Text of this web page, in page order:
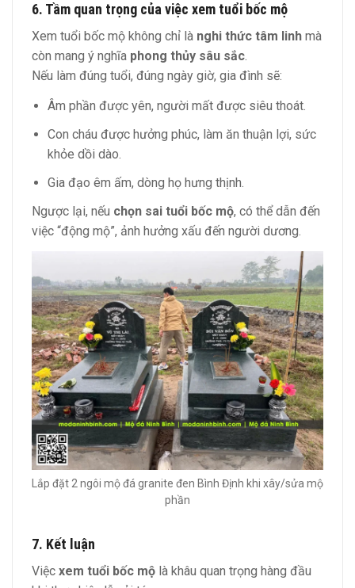
6. Tầm quan trọng của việc xem tuổi bốc mộ
Xem tuổi bốc mộ không chỉ là nghi thức tâm linh mà
còn mang ý nghĩa phong thủy sâu sắc.
Nếu làm đúng tuổi, đúng ngày giờ, gia đình sẽ:
Âm phần được yên, người mất được siêu thoát.
Con cháu được hưởng phúc, làm ăn thuận lợi, sức
khỏe dồi dào.
Gia đạo êm ấm, dòng họ hưng thịnh.
Ngược lại, nếu chọn sai tuổi bốc mộ, có thể dẫn đến
việc “động mộ”, ảnh hưởng xấu đến người dương.
Lắp đặt 2 ngôi mộ đá granite đen Bình Định khi xây/sửa mộ
phần
7. Kết luận
Việc xem tuổi bốc mộ là khâu quan trọng hàng đầu